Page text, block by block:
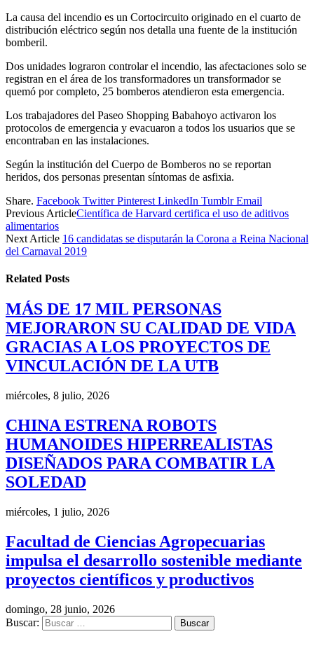
La causa del incendio es un Cortocircuito originado en el cuarto de
distribución eléctrico según nos detalla una fuente de la institución
bomberil.
Dos unidades lograron controlar el incendio, las afectaciones solo se
registran en el área de los transformadores un transformador se
quemó por completo, 25 bomberos atendieron esta emergencia.
Los trabajadores del Paseo Shopping Babahoyo activaron los
protocolos de emergencia y evacuaron a todos los usuarios que se
encontraban en las instalaciones.
Según la institución del Cuerpo de Bomberos no se reportan
heridos, dos personas presentan síntomas de asfixia.
Share. Facebook Twitter Pinterest LinkedIn Tumblr Email
Previous ArticleCientífica de Harvard certifica el uso de aditivos
alimentarios
Next Article 16 candidatas se disputarán la Corona a Reina Nacional
del Carnaval 2019
Related Posts
MÁS DE 17 MIL PERSONAS
MEJORARON SU CALIDAD DE VIDA
GRACIAS A LOS PROYECTOS DE
VINCULACIÓN DE LA UTB
miércoles, 8 julio, 2026
CHINA ESTRENA ROBOTS
HUMANOIDES HIPERREALISTAS
DISEÑADOS PARA COMBATIR LA
SOLEDAD
miércoles, 1 julio, 2026
Facultad de Ciencias Agropecuarias
impulsa el desarrollo sostenible mediante
proyectos científicos y productivos
domingo, 28 junio, 2026
Buscar: